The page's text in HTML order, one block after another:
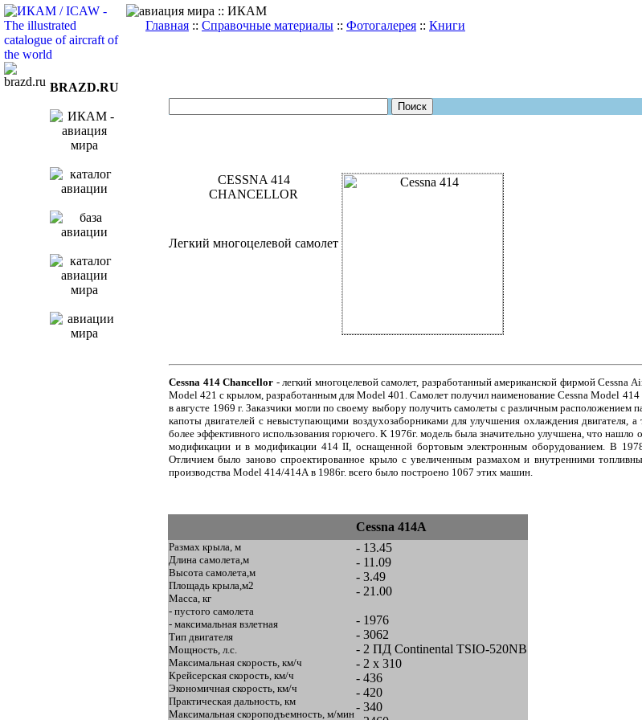
Главная :: Справочные материалы :: Фотогалерея :: Книги
BRAZD.RU
CESSNA 414
CHANCELLOR
Легкий многоцелевой самолет
Cessna 414 Chancellor - легкий многоцелевой самолет, разработанный американской фирмой
Model 421 с крылом, разработанным для Model 401. Самолет получил наименование Cessna Model
в августе 1969 г. Заказчики могли по своему выбору получить самолеты с различным
капоты двигателей с невыступающими воздухозаборниками для улучшения охлаждения двигателя,
более эффективного использования горючего. К 1976г. модель была значительно улучшена, что
модификации и в модификации 414 II, оснащенной бортовым электронным оборудованием. В
Отличием было заново спроектированное крыло с увеличенным размахом и внутренними
производства Model 414/414А в 1986г. всего было построено 1067 этих машин.
Cessna 414A
Размах крыла, м
Длина самолета,м
Высота самолета,м
Площадь крыла,м2
Масса, кг
- пустого самолета
- максимальная взлетная
Тип двигателя
Мощность, л.с.
Максимальная скорость, км/ч
Крейсерская скорость, км/ч
Экономичная скорость, км/ч
Практическая дальность, км
Максимальная скороподъемность, м/мин
- 13.45
- 11.09
- 3.49
- 21.00
- 1976
- 3062
- 2 ПД Continental TSIO-520NB
- 2 х 310
- 436
- 420
- 340